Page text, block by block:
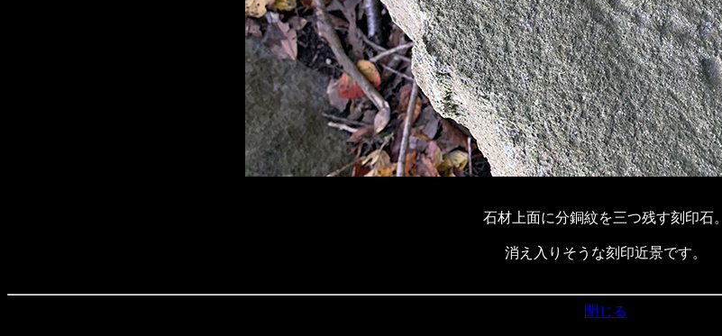
石材上面に分銅紋を三つ残す刻印石。
消え入りそうな刻印近景です。
閉じる